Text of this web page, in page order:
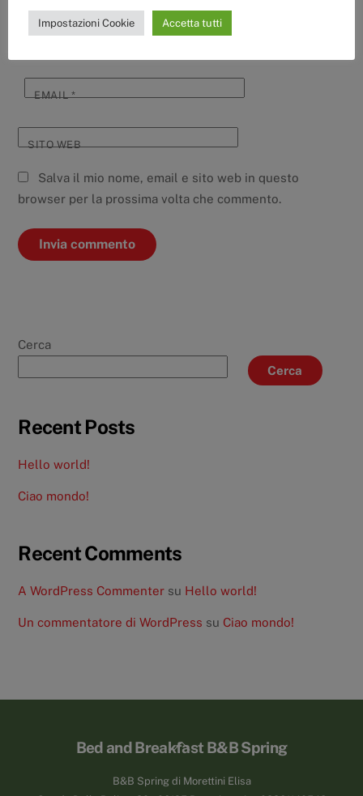
EMAIL*
SITO WEB
Salva il mio nome, email e sito web in questo
browser per la prossima volta che commento.
Cerca
Cerca
Recent Posts
Hello world!
Ciao mondo!
Recent Comments
A WordPress Commenter su Hello world!
Un commentatore di WordPress su Ciao mondo!
Back
Top
Bed and Breakfast B&B Spring
B&B Spring di Morettini Elisa
Impostazioni Cookie Accetta tutti